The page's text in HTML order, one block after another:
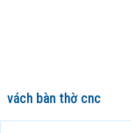
vách bàn thờ cnc